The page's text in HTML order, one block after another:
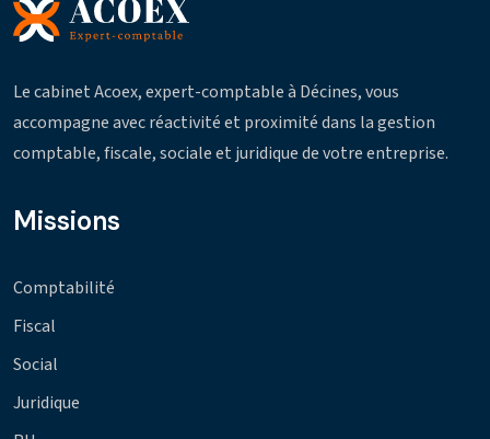
Le cabinet Acoex, expert-comptable à Décines, vous
accompagne avec réactivité et proximité dans la gestion
comptable, fiscale, sociale et juridique de votre entreprise.
Missions
Comptabilité
Fiscal
Social
Juridique